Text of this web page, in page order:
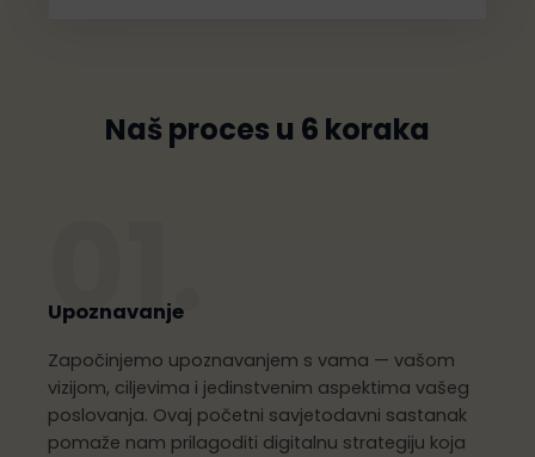
Naš proces u 6 koraka
01.
Upoznavanje
Započinjemo upoznavanjem s vama — vašom
vizijom, ciljevima i jedinstvenim aspektima vašeg
poslovanja. Ovaj početni savjetodavni sastanak
pomaže nam prilagoditi digitalnu strategiju koja